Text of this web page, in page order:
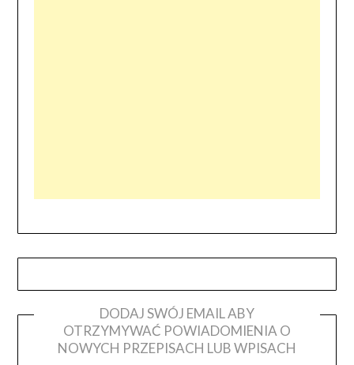
DODAJ SWÓJ EMAIL ABY
OTRZYMYWAĆ POWIADOMIENIA O
NOWYCH PRZEPISACH LUB WPISACH